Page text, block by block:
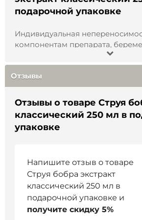
подарочной упаковке
Индивидуальная
компонентам препарата,
период лактации, возраст до 18
Отзывы
Отзывы о товаре Струя
классический 250 мл в
упаковке
Напишите отзыв о товаре
Струя бобра экстракт
классический 250 мл в
подарочной упаковке и
получите скидку 5%